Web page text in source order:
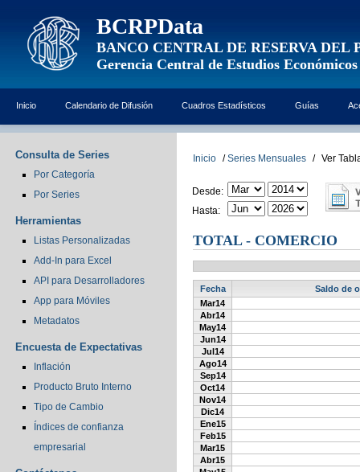
BCRPData
BANCO CENTRAL DE RESERVA DEL
Gerencia Central de Estudios Económicos
Inicio Calendario de Difusión Cuadros Estadísticos Guías
Consulta de Series
Por Categoría
Por Series
Herramientas
Listas Personalizadas
Add-In para Excel
API para Desarrolladores
App para Móviles
Metadatos
Encuesta de Expectativas
Inflación
Producto Bruto Interno
Tipo de Cambio
Índices de confianza
empresarial
Inicio / Series Mensuales / Ver
Desde:
Hasta:
TOTAL - COMERCIO
Fecha
Saldo de
Mar14
Abr14
May14
Jun14
Jul14
Ago14
Sep14
Oct14
Nov14
Dic14
Ene15
Feb15
Mar15
Abr15